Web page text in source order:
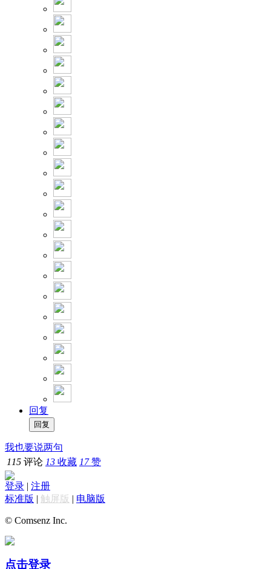
回复
我也要说两句
115 评论 13 收藏 17赞
登录 | 注册
标准版 | 触屏版 | 电脑版
© Comsenz Inc.
点击登录